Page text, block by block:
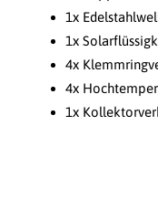
1x
1x
4x
4x
1x